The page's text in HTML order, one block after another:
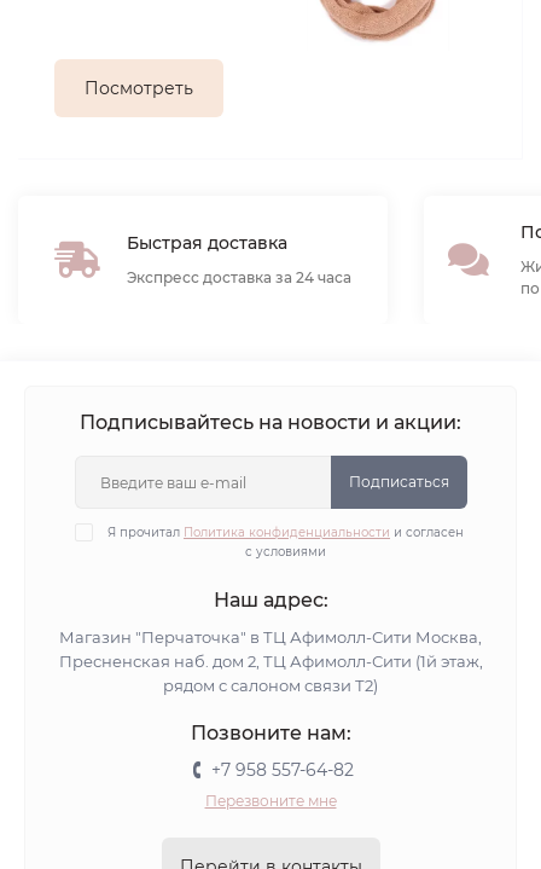
Посмотреть
Быстрая доставка
Экспресс доставка за 24 часа
Подписывайтесь на новости и акции:
Подписаться
Я прочитал Политика конфиденциальности и согласен
с условиями
Наш адрес:
Магазин "Перчаточка" в ТЦ Афимолл-Сити Москва,
Пресненская наб. дом 2, ТЦ Афимолл-Сити (1й этаж,
рядом с салоном связи Т2)
Позвоните нам:
+7 958 557-64-82
Перезвоните мне